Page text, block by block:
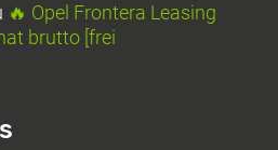
🔥 Opel Frontera Leasing
brutto [frei